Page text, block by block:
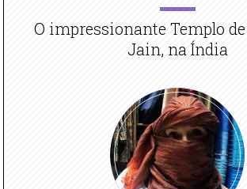
O impressionante Templo
Jain, na Índia